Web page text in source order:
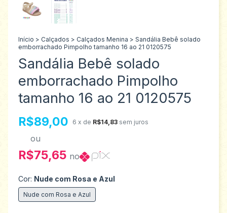
Início > Calçados > Calçados Menina > Sandália Bebê solado
emborrachado Pimpolho tamanho 16 ao 21 0120575
Sandália Bebê solado
emborrachado Pimpolho
tamanho 16 ao 21 0120575
R$89,00 6 x de R$14,83 sem juros
ou
R$75,65 no
Cor: Nude com Rosa e Azul
Nude com Rosa e Azul